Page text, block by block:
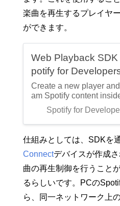
pi({ accessToken:
会traPUzaki [https://
st/1457/]で、「今年の
リスト」ということで、
1年を振り返りながらプ
リストを作ってみよう
たのですが、これがなか
難しかったので私は徹底
データに頼ることにしま
た。本記事ではSpotify
楽曲データに
楽曲を再生するプレイヤ
ができます。
Web Playback SDK
potify for
Create a new player
am Spotify content
r website application.
Spotify for
仕組みとしては、SDKを
Connectデバイスが作成
曲の再生制御を行うこと
るらしいです。PCの
ら、同一ネットワーク上